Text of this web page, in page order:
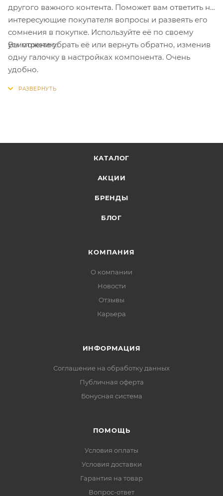
другого важного контента. Поможет вам ответить на
интересующие покупателя вопросы и развеять его
сомнения в покупке. Используйте её по своему
усмотрению.
Вы можете убрать её или вернуть обратно, изменив
одну галочку в настройках компонента. Очень
удобно.
КАТАЛОГ
АКЦИИ
БРЕНДЫ
БЛОГ
КОМПАНИЯ
О компании
Новости
Отзывы
Карьера
ИНФОРМАЦИЯ
Соглашение на обработку данных
Публичная оферта
Бонусная система
ПОМОЩЬ
Условия оплаты
Условия доставки
Гарантия на товар
Вопрос-ответ